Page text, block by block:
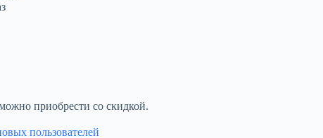
приобрести со скидкой.